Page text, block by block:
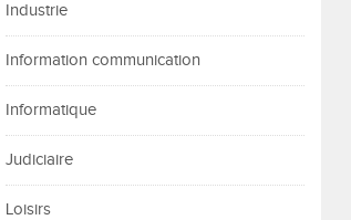
Industrie
Information communication
Informatique
Judiciaire
Loisirs